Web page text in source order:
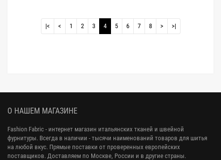
|< < 1 2 3 4 5 6 7 8 > >|
О НАШЕМ МАГАЗИНЕ
Fashion Fabric - интернет магазин итальянских тканей и швейной
фурнитуры. Всегда в наличии - тысячи наименований товаров для шитья
на любой вкус. Прямые поставки от проверенных европейских
поставщиков. Доставляем по Москве, России и в другие страны.